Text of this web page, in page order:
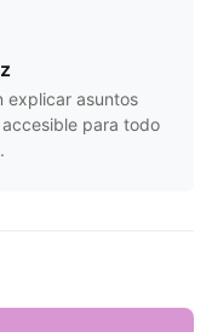
explicar asuntos
para todo